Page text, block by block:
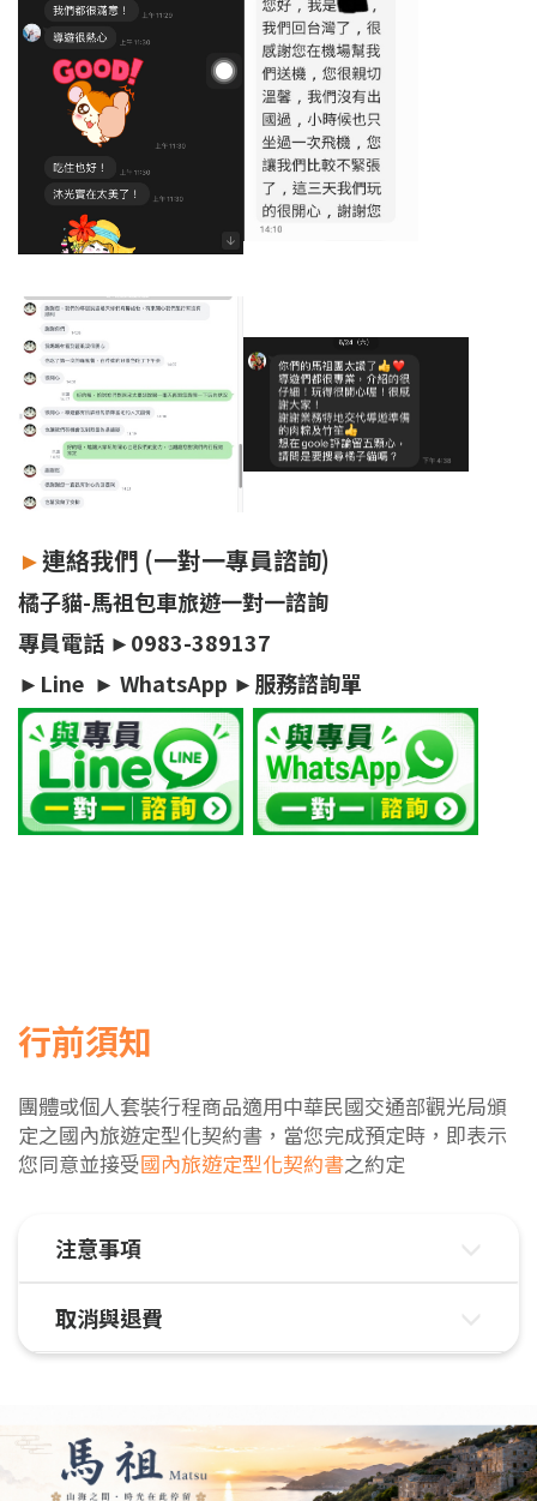
►連絡我們 (一對一專員諮詢)
橘子貓-馬祖包車旅遊一對一諮詢
專員電話 ►0983-389137
► Line ► WhatsApp ►服務諮詢單
行前須知
團體或個人套裝行程商品適用中華民國交通部觀光局頒
定之國內旅遊定型化契約書，當您完成預定時，即表示
您同意並接受國內旅遊定型化契約書之約定
注意事項
取消與退費